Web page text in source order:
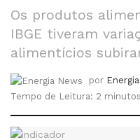
Os produtos
IBGE tiveram
alimentícios
por
Tempo de Leitura: 2 minutos